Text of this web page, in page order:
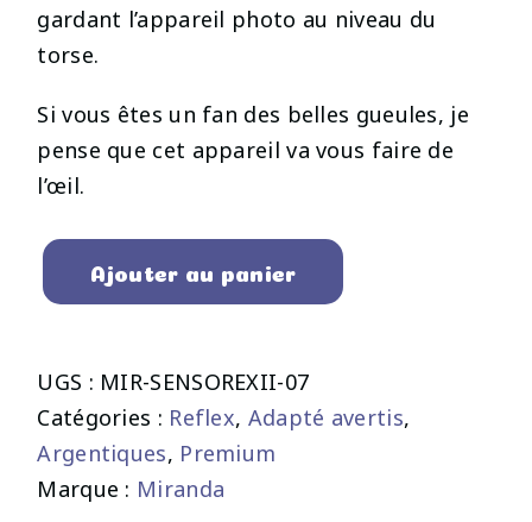
gardant l’appareil photo au niveau du
torse.
Si vous êtes un fan des belles gueules, je
pense que cet appareil va vous faire de
l’œil.
Ajouter au panier
UGS : MIR-SENSOREXII-07
Catégories : Reflex, Adapté avertis,
Argentiques, Premium
Marque : Miranda